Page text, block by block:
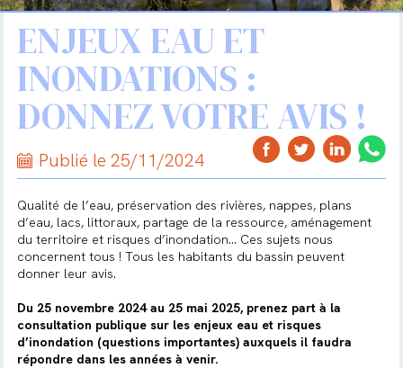
ENJEUX EAU ET
INONDATIONS :
DONNEZ VOTRE AVIS !
Publié le 25/11/2024
Qualité de l’eau, préservation des rivières, nappes, plans
d’eau, lacs, littoraux, partage de la ressource, aménagement
du territoire et risques d’inondation… Ces sujets nous
concernent tous ! Tous les habitants du bassin peuvent
donner leur avis.
Du 25 novembre 2024 au 25 mai 2025, prenez part à la
consultation publique sur les enjeux eau et risques
d’inondation (questions importantes) auxquels il faudra
répondre dans les années à venir.